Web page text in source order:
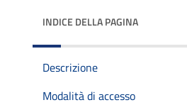
INDICE DELLA PAGINA
Descrizione
Modalità di accesso